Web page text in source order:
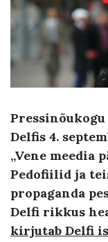
Delfis 4.
„Vene meedia
Pedofiilid ja
propaganda
Delfi rikkus
kirjutab Delfi